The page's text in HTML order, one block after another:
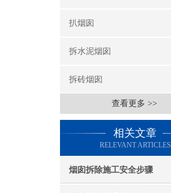
扒烟囱
拆水泥烟囱
拆砖烟囱
查看更多 >>
相关文章
RELEVANT ARTICLES
烟囱拆除施工安全步骤